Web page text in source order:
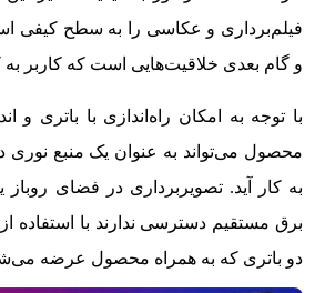
فیلم‌برداری و عکاسی را به سطح کیفی
و گام بعدی خلاقیت‌هایی است که کاربر به
با توجه به امکان راه‌اندازی با باتری و
محصول می‌تواند به عنوان یک منبع نوری
به کار آید. تصویربرداری در فضای روباز
دو باتری که به همراه محصول عرضه